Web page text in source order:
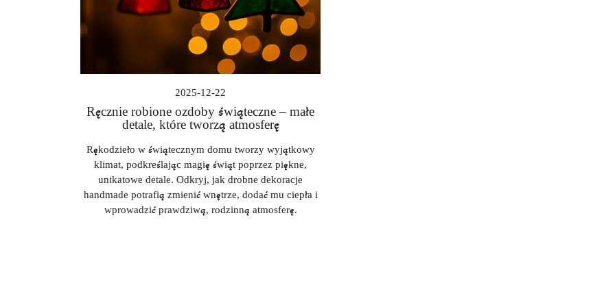
2025-12-22
Ręcznie robione ozdoby świąteczne – małe
detale, które tworzą atmosferę
Rękodzieło w świątecznym domu tworzy wyjątkowy
klimat, podkreślając magię świąt poprzez piękne,
unikatowe detale. Odkryj, jak drobne dekoracje
handmade potrafią zmienić wnętrze, dodać mu ciepła i
wprowadzić prawdziwą, rodzinną atmosferę.